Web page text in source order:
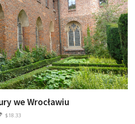
we Wrocławiu
$18.33